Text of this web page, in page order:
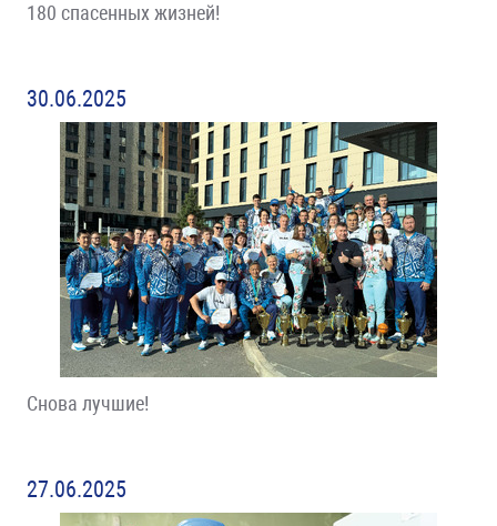
180 спасенных жизней!
30.06.2025
Снова лучшие!
27.06.2025